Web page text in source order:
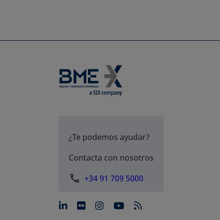
¿Te podemos ayudar?
Contacta con nosotros
+34 91 709 5000
se abre en una pestaña
se abre en una pestaña
se abre en una
se abre en una